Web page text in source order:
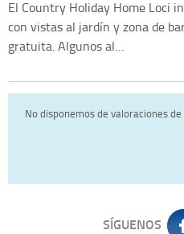
El Country Holiday Home Loci
con vistas al jardín y zona de
gratuita. Algunos al…
No disponemos de valoraciones
SÍGUENOS